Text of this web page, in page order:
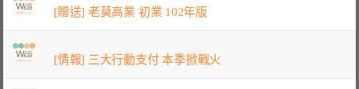
[贈送] 老莫高業 初業 102年版
[情報] 三大行動支付 本季掀戰火